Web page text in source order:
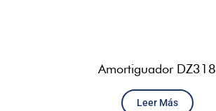
Amortiguador DZ318
Leer Más